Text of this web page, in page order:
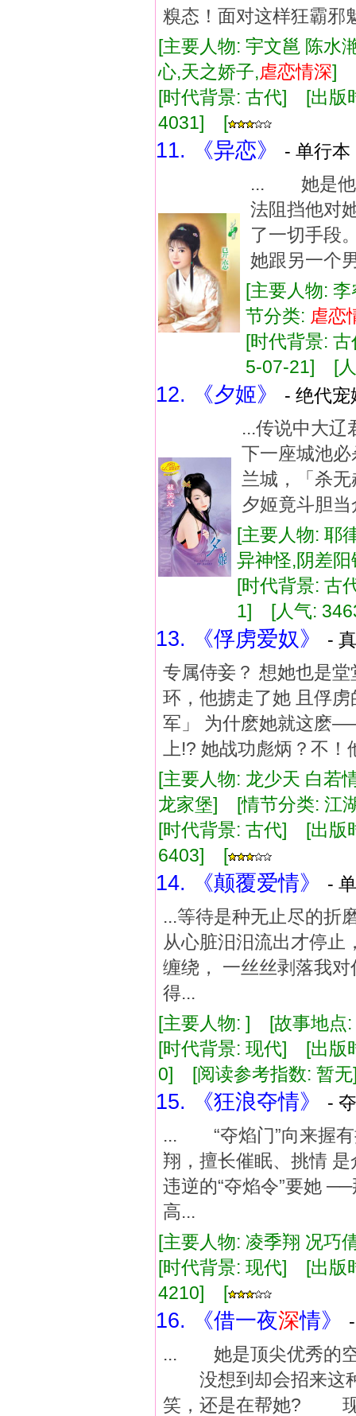
糗态！面对这样狂霸邪
[主要人物: 宇文邕 陈
心,天之娇子,虐恋情深]
[时代背景: 古代] [出
4031] [
11. 《异恋》
- 单行
... 她是他
法阻挡他对
了一切手
她跟另一
[主要人物:
节分类: 虐恋
[时代背景:
5-07-21] [
12. 《夕姬》
- 绝代
...传说中大
下一座城池
兰城，「杀
夕姬竟斗胆
[主要人物: 耶
异神怪,阴差阳
[时代背景:
1] [人气:
13. 《俘虏爱奴》
-
专属侍妾？ 想她也是
环，他掳走了她 且俘
军」 为什麽她就这麽
上!? 她战功彪炳？不
[主要人物: 龙少天 白若
龙家堡] [情节分类: 江
[时代背景: 古代] [出
6403] [
14. 《颠覆爱情》
-
...等待是种无止尽的折
从心脏汨汨流出才停止
缠绕， 一丝丝剥落我
得...
[主要人物: ] [故事地
[时代背景: 现代] [出
0] [阅读参考指数: 暂无
15. 《狂浪夺情》
-
... “夺焰门”向来握有
翔，擅长催眠、挑情
违逆的“夺焰令”要她
高...
[主要人物: 凌季翔 况
[时代背景: 现代] [出
4210] [
16. 《借一夜深情》
... 她是顶尖优秀的
没想到却会招来这
笑，还是在帮她? 现